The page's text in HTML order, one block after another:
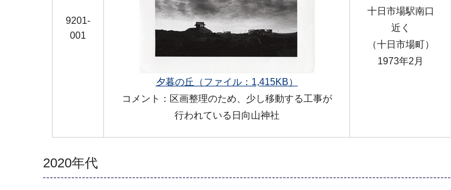
9201-
001
夕暮の丘（ファイル：1,415KB）
コメント：区画整理のため、少し移動する工事が
行われている日向山神社
十日市場駅南口
近く
（十日市場町）
1973年2月
2020年代